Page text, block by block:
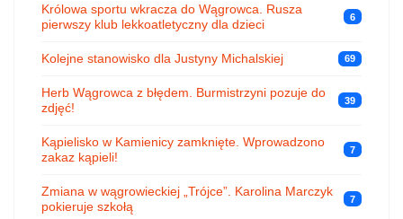
Królowa sportu wkracza do Wągrowca. Rusza
pierwszy klub lekkoatletyczny dla dzieci
6
Kolejne stanowisko dla Justyny Michalskiej 69
Herb Wągrowca z błędem. Burmistrzyni pozuje do
zdjęć!
39
Kąpielisko w Kamienicy zamknięte. Wprowadzono
zakaz kąpieli!
7
Zmiana w wągrowieckiej „Trójce”. Karolina Marczyk
pokieruje szkołą
7